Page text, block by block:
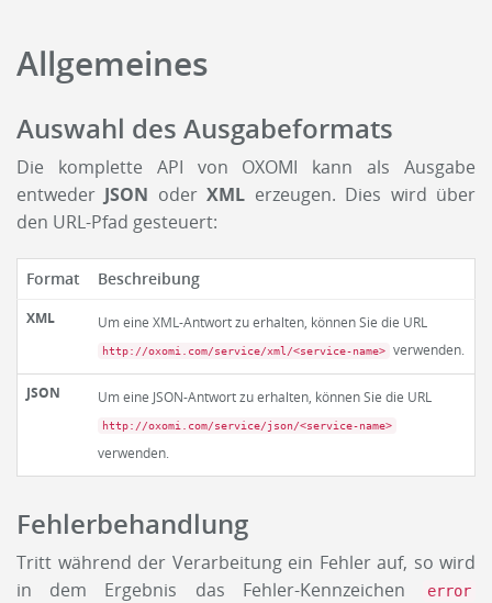
Allgemeines
Auswahl des Ausgabeformats
Die komplette API von OXOMI kann als Ausgabe
entweder JSON oderXML erzeugen. Dies wird über
den URL-Pfad gesteuert:
Format Beschreibung
XML Um eine XML-Antwort zu erhalten, können Sie die URL
http://oxomi.com/service/xml/<service-name> verwenden.
JSON Um eine JSON-Antwort zu erhalten, können Sie die URL
http://oxomi.com/service/json/<service-name>
verwenden.
Fehlerbehandlung
Tritt während der Verarbeitung ein Fehler auf, so wird
in dem Ergebnis das Fehler-Kennzeichen
error